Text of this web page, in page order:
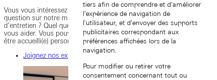
Vous vous intéressez à l’un de nos modèles ? Vous avez une
question sur notre manufacture ? Vous souhaitez faire une demande
d’entretien ? Quel que soit votre besoin, nous serons heureux de
vous aider. Vous pouvez nous joindre par téléphone et e-mail, ou
être accueilli(e) personnellement dans l’une de nos boutiques.
Joignez nos experts
tiers afin de comprendre et d'améliorer
l'expérience de navigation de
l'utilisateur, et d'envoyer des supports
publicitaires correspondant aux
préférences affichées lors de la
navigation.
Pour modifier ou retirer votre
consentement concernant tout ou